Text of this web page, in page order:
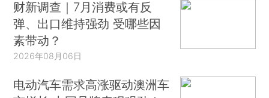
财新调查｜7月消费或有反
弹、出口维持强劲 受哪些因
素带动？
2026年08月06日
电动汽车需求高涨驱动澳洲车